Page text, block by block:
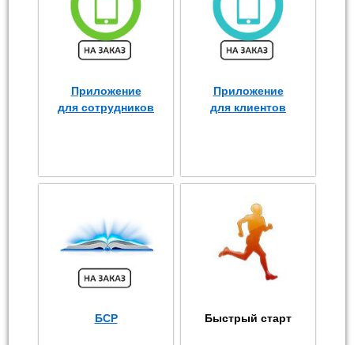
Приложение
для сотрудников
Приложение
для клиентов
БСР Быстрый старт